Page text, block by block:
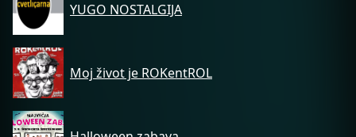
YUGO NOSTALGIJA
Moj život je ROKentROL